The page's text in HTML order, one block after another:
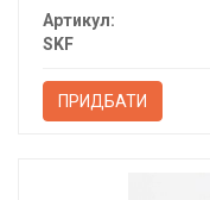
Артикул:
SKF
ПРИДБАТИ